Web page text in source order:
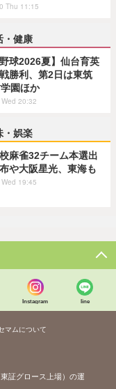
Thu 11:15
・健康
野球2026夏】仙台育英
勝利、第2日は東筑
園ほか
20:32
・娯楽
麻雀32チーム本選出
や大阪星光、東海も
19:45
Instagram line
マムについて
証グロース上場）の運